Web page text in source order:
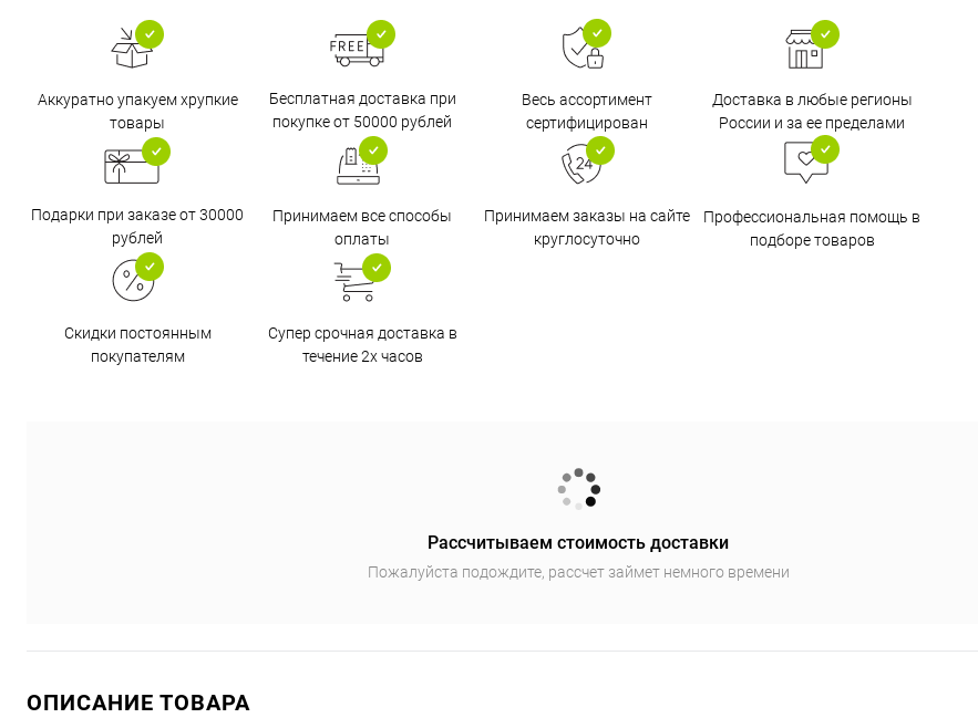
Аккуратно упакуем хрупкие
товары
Бесплатная доставка при
покупке от 50000 рублей
Весь ассортимент
сертифицирован
Доставка в любые регионы
России и за ее пределами
Подарки при заказе от 30000
рублей
Принимаем все способы
оплаты
Принимаем заказы на сайте
круглосуточно
Профессиональная помощь в
подборе товаров
Скидки постоянным
покупателям
Супер срочная доставка в
течение 2х часов
Рассчитываем стоимость доставки
Пожалуйста подождите, рассчет займет немного времени
ОПИСАНИЕ ТОВАРА